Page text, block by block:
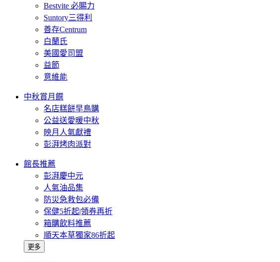
Bestvite 必賜力
Suntory三得利
善存Centrum
白蘭氏
美國愛司盟
益節
意維能
中秋賞月饌
名店糕餅早鳥購
公益送愛暖中秋
映月人氣獻禮
彭湃烤肉派對
館長推薦
彭湃慶中元
人氣油品集
防災急救包必備
保健5折起|領券再折
箱購飲料推薦
順天本草獨家86折起
更多